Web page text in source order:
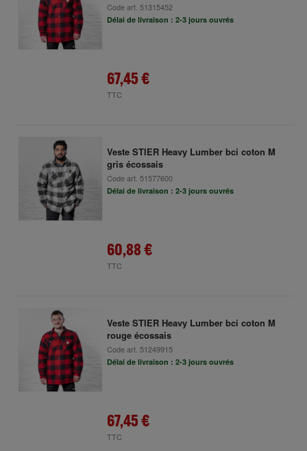
Code art. 51315452
Délai de livraison : 2-3 jours ouvrés
67,45 €
TTC
Veste STIER Heavy Lumber bci coton M
gris écossais
Code art. 51577600
Délai de livraison : 2-3 jours ouvrés
60,88 €
TTC
Veste STIER Heavy Lumber bci coton M
rouge écossais
Code art. 51249915
Délai de livraison : 2-3 jours ouvrés
67,45 €
TTC